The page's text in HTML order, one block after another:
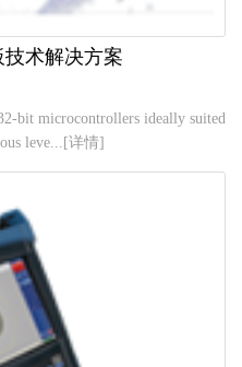
术解决方案
bit microcontrollers ideally suited
leve...[详情]